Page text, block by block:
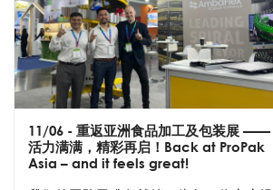
11/06 - 重返亚洲食品加工及包装展 ——
活力满满，精彩再启！Back at ProPak
Asia – and it feels great!